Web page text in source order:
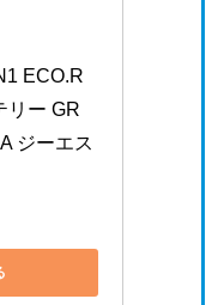
ECO.R
リー GR
ジーエス